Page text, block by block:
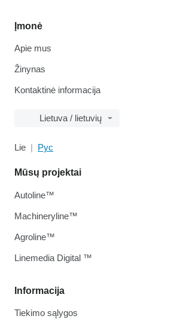
Įmonė
Apie mus
Žinynas
Kontaktinė informacija
Lietuva / lietuvių
Lie Рус
Informacija
Tiekimo sąlygos
Mūsų projektai
Autoline™
Machineryline™
Agroline™
Linemedia Digital ™